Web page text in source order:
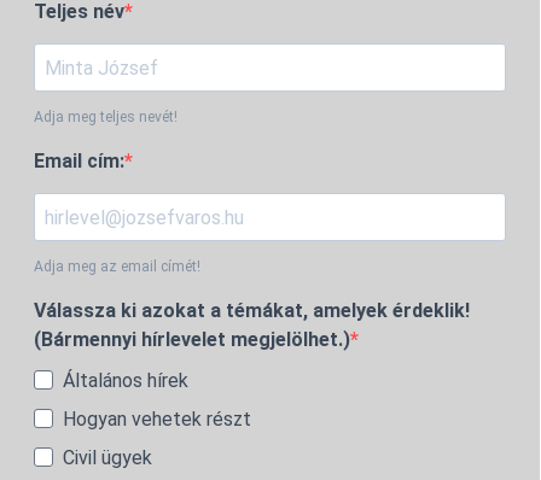
Teljes név
Adja meg teljes nevét!
Email cím:
Adja meg az email címét!
Válassza ki azokat a témákat, amelyek érdeklik!
(Bármennyi hírlevelet megjelölhet.)
Általános hírek
Hogyan vehetek részt
Civil ügyek